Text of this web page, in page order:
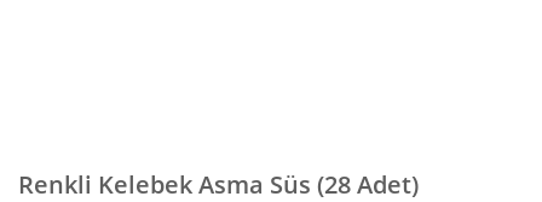
Renkli Kelebek Asma Süs (28 Adet)